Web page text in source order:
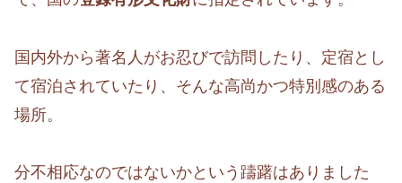
国内外から著名人がお忍びで訪問したり、定宿とし
て宿泊されていたり、そんな高尚かつ特別感のある
場所。
分不相応なのではないかという躊躇はありました